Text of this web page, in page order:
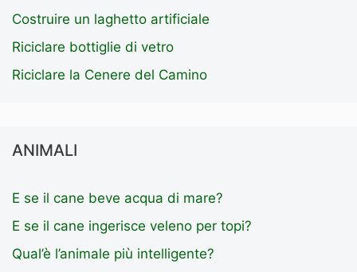
Costruire un laghetto artificiale
Riciclare bottiglie di vetro
Riciclare la Cenere del Camino
ANIMALI
E se il cane beve acqua di mare?
E se il cane ingerisce veleno per topi?
Qual’è l’animale più intelligente?